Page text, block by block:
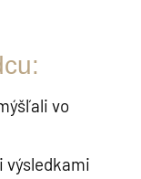
vo
výsledkami